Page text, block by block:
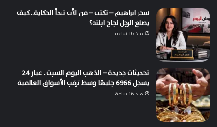
سحر ابراهيم – تكتب – من الأب تبدأ الحكاية.. كيف
يصنع الرجل نجاح ابنته؟
منذ 16 ساعة
تحديثات جديدة – الذهب اليوم السبت.. عيار 24
يسجل 6966 جنيهًا وسط ترقب الأسواق العالمية
منذ 16 ساعة